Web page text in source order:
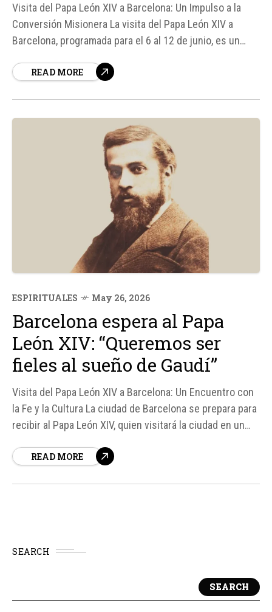
Visita del Papa León XIV a Barcelona: Un Impulso a la
Conversión Misionera La visita del Papa León XIV a
Barcelona, programada para el 6 al 12 de junio, es un
significativo para la conversión misionera en España.
READ MORE
ESPIRITUALES May 26, 2026
Barcelona espera al Papa
León XIV: “Queremos ser
fieles al sueño de Gaudí”
Visita del Papa León XIV a Barcelona: Un Encuentro con
la Fe y la Cultura La ciudad de Barcelona se prepara para
recibir al Papa León XIV, quien visitará la ciudad en un
arte. Según fuentes, los organizadores de los actos
READ MORE
SEARCH
SEARCH